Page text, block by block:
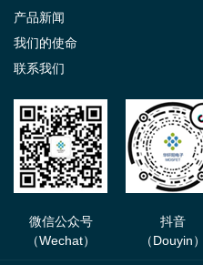
产品新闻
我们的使命
联系我们
微信公众号
（Wechat）
抖音
（Douyin）